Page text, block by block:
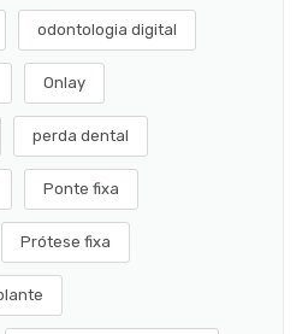
odontologia digital
Onlay
perda dental
Ponte fixa
Prótese fixa